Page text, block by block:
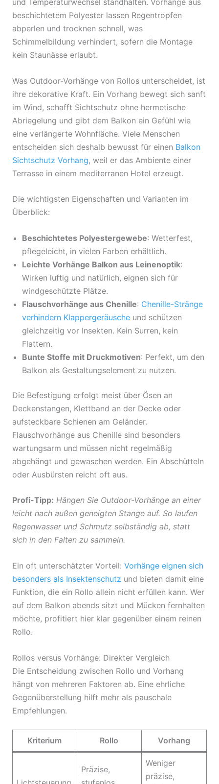
beschichtetem Polyester lassen Regentropfen
abperlen und trocknen schnell, was
Schimmelbildung verhindert, sofern die Montage
kein Staunässe erlaubt.
Was Outdoor-Vorhänge von Rollos unterscheidet, ist
ihre dekorative Kraft. Ein Vorhang bewegt sich sanft
im Wind, schafft Sichtschutz ohne hermetische
Abriegelung und gibt dem Balkon ein Gefühl wie
eine verlängerte Wohnfläche. Viele Menschen
entscheiden sich deshalb bewusst für einen Balkon
Sichtschutz Vorhang, weil er das Ambiente einer
Terrasse in einem mediterranen Hotel erzeugt.
Die wichtigsten Eigenschaften und Varianten im
Überblick:
Beschichtetes Polyestergewebe: Wetterfest,
pflegeleicht, in vielen Farben erhältlich.
Leichte Vorhänge Balkon aus Leinenoptik:
Wirken luftig und natürlich, eignen sich für
windgeschützte Plätze.
Flauschvorhänge aus Chenille: Chenille-Stränge
verhindern Klappergeräuscheund schützen
gleichzeitig vor Insekten. Kein Surren, kein
Flattern.
Bunte Stoffe mit Druckmotiven: Perfekt, um den
Balkon als Gestaltungselement zu nutzen.
Die Befestigung erfolgt meist über Ösen an
Deckenstangen, Klettband an der Decke oder
aufsteckbare Schienen am Geländer.
Flauschvorhänge aus Chenille sind besonders
wartungsarm und müssen nicht regelmäßig
abgehängt und gewaschen werden. Ein Abschütteln
oder Ausbürsten reicht oft aus.
Profi-Tipp: Hängen Sie Outdoor-Vorhänge an einer
leicht nach außen geneigten Stange auf. So laufen
Regenwasser und Schmutz selbständig ab, statt
sich in den Falten zu sammeln.
Ein oft unterschätzter Vorteil: Vorhänge eignen sich
besonders als Insektenschutz und bieten damit eine
Funktion, die ein Rollo allein nicht erfüllen kann. Wer
auf dem Balkon abends sitzt und Mücken fernhalten
möchte, profitiert hier klar gegenüber einem reinen
Rollo.
Rollos versus Vorhänge: Direkter Vergleich
Die Entscheidung zwischen Rollo und Vorhang
hängt von mehreren Faktoren ab. Eine ehrliche
Gegenüberstellung hilft mehr als pauschale
Empfehlungen.
Kriterium Rollo Vorhang
Präzise,
Weniger
präzise,